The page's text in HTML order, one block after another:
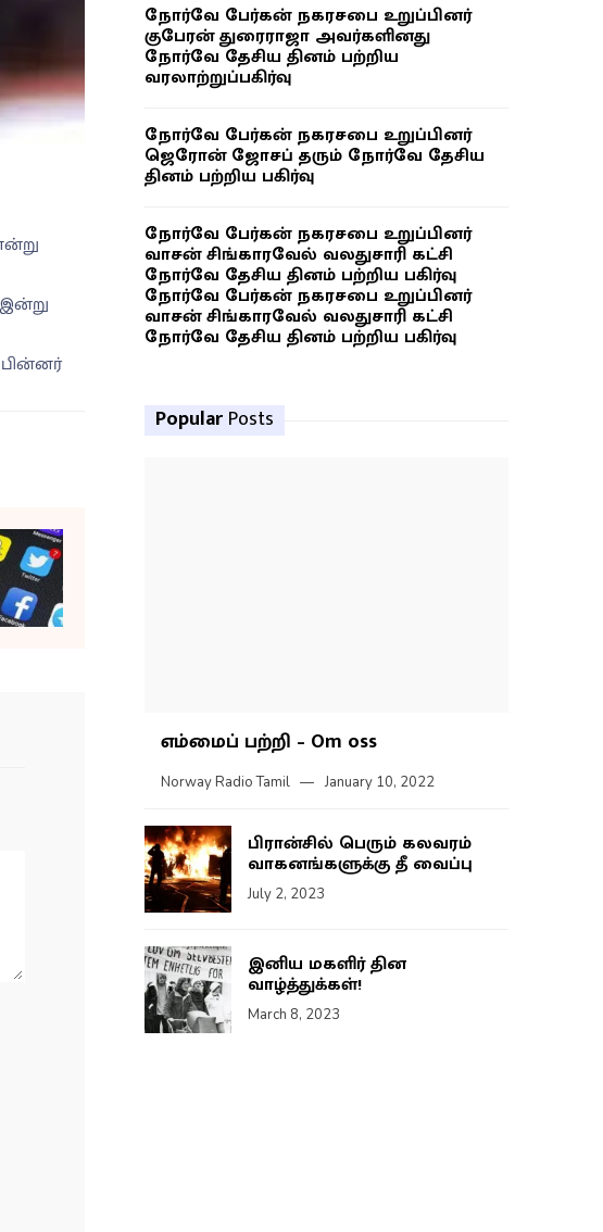
பின்னர்
நோர்வே பேர்கன் நகரசபை உறுப்பினர்
குபேரன் துரைராஜா அவர்களினது
நோர்வே தேசிய தினம் பற்றிய
வரலாற்றுப்பகிர்வு
நோர்வே பேர்கன் நகரசபை உறுப்பினர்
ஜெரோன் ஜோசப் தரும் நோர்வே தேசிய
தினம் பற்றிய பகிர்வு
நோர்வே பேர்கன் நகரசபை உறுப்பினர்
வாசன் சிங்காரவேல் வலதுசாரி கட்சி
நோர்வே தேசிய தினம் பற்றிய பகிர்வு
நோர்வே பேர்கன் நகரசபை உறுப்பினர்
வாசன் சிங்காரவேல் வலதுசாரி கட்சி
நோர்வே தேசிய தினம் பற்றிய பகிர்வு
Popular Posts
எம்மைப் பற்றி – Om oss
Norway Radio Tamil January 10, 2022
பிரான்சில் பெரும் கலவரம்
வாகனங்களுக்கு தீ வைப்பு
July 2, 2023
இனிய மகளிர் தின
வாழ்த்துக்கள்!
March 8, 2023